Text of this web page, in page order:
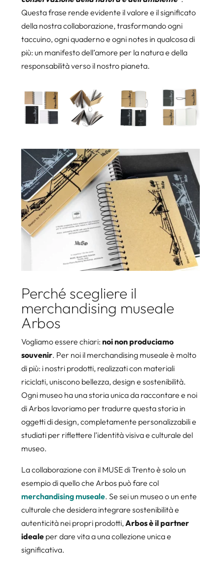
Questa frase rende evidente il valore e il significato
della nostra collaborazione, trasformando ogni
taccuino, ogni quaderno e ogni notes in qualcosa di
più: un manifesto dell’amore per la natura e della
responsabilità verso il nostro pianeta.
Perché scegliere il
merchandising museale
Arbos
Vogliamo essere chiari: noi non produciamo
souvenir. Per noi il merchandising museale è molto
di più: i nostri prodotti, realizzati con materiali
riciclati, uniscono bellezza, design e sostenibilità.
Ogni museo ha una storia unica da raccontare e noi
di Arbos lavoriamo per tradurre questa storia in
oggetti di design, completamente personalizzabili e
studiati per riflettere l’identità visiva e culturale del
museo.
La collaborazione con il MUSE di Trento è solo un
esempio di quello che Arbos può fare col
merchandising museale. Se sei un museo o un ente
culturale che desidera integrare sostenibilità e
autenticità nei propri prodotti,Arbos è il partner
idealeper dare vita a una collezione unica e
significativa.